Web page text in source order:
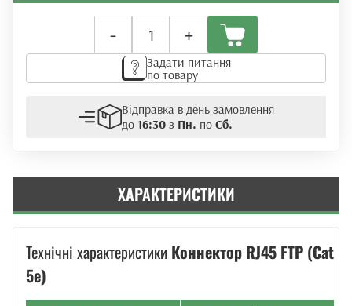
-
RJ45
FTP
(8p8c)
кількість
+
Задати питання
по товару
Відправка в день замовлення
до 16:30з Пн. по Сб.
ХАРАКТЕРИСТИКИ
Технічні характеристики Коннектор RJ45 FTP (Cat
5e)